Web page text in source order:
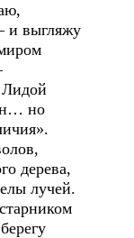
и выгляжу
Лидой
но
дерева,
лучей.